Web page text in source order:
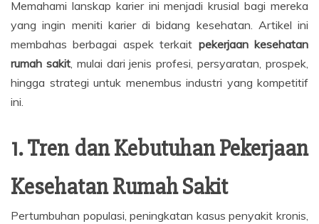
Memahami lanskap karier ini menjadi krusial bagi mereka
yang ingin meniti karier di bidang kesehatan. Artikel ini
membahas berbagai aspek terkait pekerjaan kesehatan
rumah sakit, mulai dari jenis profesi, persyaratan, prospek,
hingga strategi untuk menembus industri yang kompetitif
ini.
1. Tren dan Kebutuhan Pekerjaan
Kesehatan Rumah Sakit
Pertumbuhan populasi, peningkatan kasus penyakit kronis,